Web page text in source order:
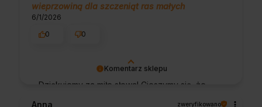
Komentarz sklepu
Dziękujemy za miłe słowa! Cieszymy się, że
wieprzowiną dla szczeniąt ras małych
6/1/2026
0
0
Anna zweryfikowano